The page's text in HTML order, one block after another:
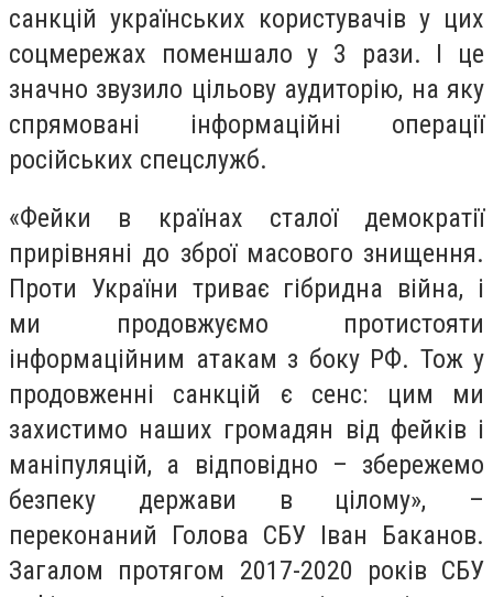
санкцій українських користувачів у цих
соцмережах поменшало у 3 рази. І це
значно звузило цільову аудиторію, на яку
спрямовані інформаційні операції
російських спецслужб.
«Фейки в країнах сталої демократії
прирівняні до зброї масового знищення.
Проти України триває гібридна війна, і
ми продовжуємо протистояти
інформаційним атакам з боку РФ. Тож у
продовженні санкцій є сенс: цим ми
захистимо наших громадян від фейків і
маніпуляцій, а відповідно – збережемо
безпеку держави в цілому», –
переконаний Голова СБУ Іван Баканов.
Загалом протягом 2017-2020 років СБУ